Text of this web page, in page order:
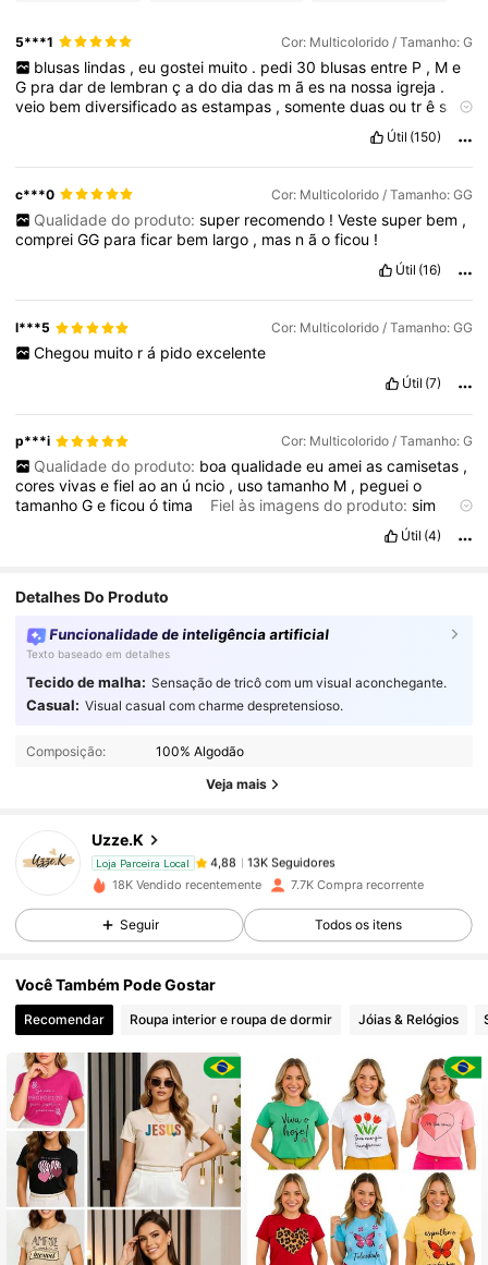
5***1 Cor: Multicolorido / Tamanho: G
blusas lindas , eu gostei muito . pedi 30 blusas entre P , M e
G pradarde lembrançadodiadas mães na nossa igreja .
veio bemdiversificadoasestampas ,somenteduasoutrês
.
Útil (150)
c***0 Cor: Multicolorido / Tamanho: GG
Qualidade do produto: super recomendo ! Veste super bem ,
compreiGG paraficar bem largo , mas nãoficou !
Útil (16)
l***5 Cor: Multicolorido / Tamanho: GG
Chegou muito r á pido excelente
Útil (7)
p***i Cor: Multicolorido / Tamanho: G
Qualidade do produto: boa qualidade eu amei as camisetas ,
coresvivasefielaoan ú ncio , usotamanho M , pegueio
tamanhoGeficouótima Fiel às imagens do produto:sim
Útil (4)
Detalhes Do Produto
Funcionalidade de inteligência artificial
Texto baseado em detalhes
Tecido de malha: Sensação de tricô com um visual aconchegante.
Casual: Visual casual com charme despretensioso.
Composição: 100% Algodão
Veja mais
Uzze.K
Loja Parceira Local
13K Seguidores
n***mpago1 dia atrás
4,88 13K Seguidores
4,88
4,88 13K Seguidores
4,88 13K Seguidores
4,88 13K Seguidores
18K Vendido recentemente 7.7K Compra recorrente
Seguir Todos os itens
Você Também Pode Gostar
Recomendar Roupa interior e roupa de dormir Jóias & Relógios